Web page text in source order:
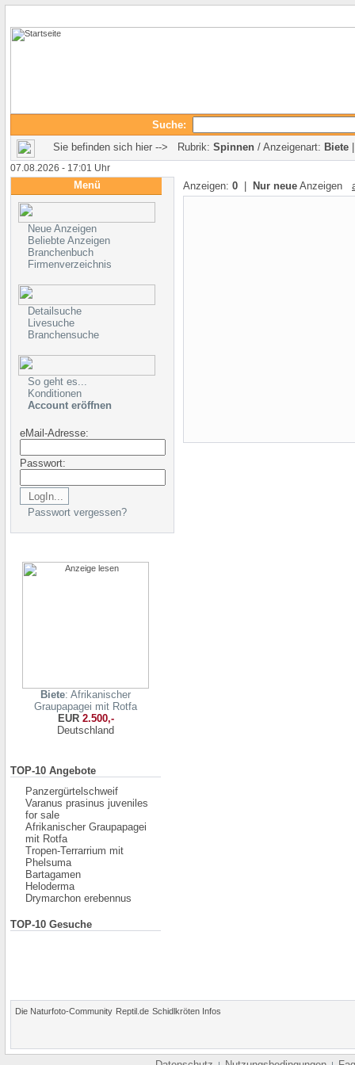
Suche:
Sie befinden sich hier --> Rubrik: Spinnen / Anzeigenart: Biete
07.08.2026 - 17:01 Uhr
Menü
Neue Anzeigen
Beliebte Anzeigen
Branchenbuch
Firmenverzeichnis
Detailsuche
Livesuche
Branchensuche
So geht es...
Konditionen
Account eröffnen
eMail-Adresse:
Passwort:
Passwort vergessen?
Biete: Afrikanischer
Graupapagei mit Rotfa
EUR2.500,-
Deutschland
TOP-10 Angebote
Panzergürtelschweif
Varanus prasinus juveniles
for sale
Afrikanischer Graupapagei
mit Rotfa
Tropen-Terrarrium mit
Phelsuma
Bartagamen
Heloderma
Drymarchon erebennus
TOP-10 Gesuche
Anzeigen: 0 Nur neue Anzeigen
Die Naturfoto-Community Reptil.de Schidlkröten Infos